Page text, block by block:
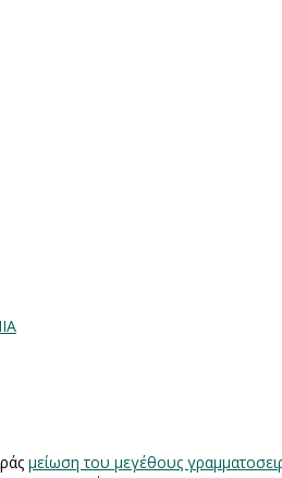
μείωση του μεγέθους